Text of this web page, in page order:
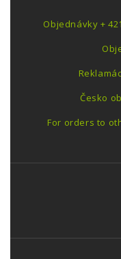
Objednávky +
Česko
For orders to